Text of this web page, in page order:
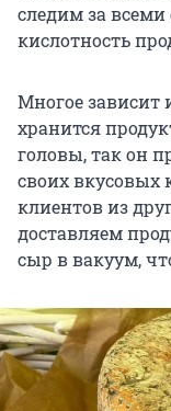
следим за
кислотность
Многое зависит
хранится
головы, так он
своих вкусовых
клиентов из
доставляем
сыр в вакуум,